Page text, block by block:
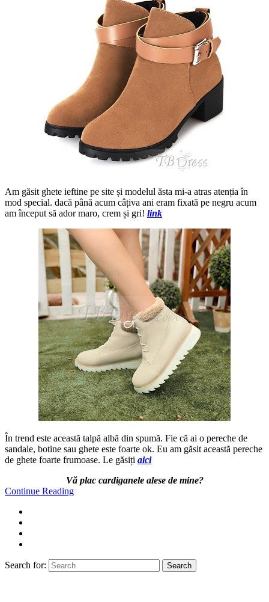
Am găsit ghete ieftine pe site și modelul ăsta mi-a atras atenția în
mod special. dacă până acum câțiva ani eram fixată pe negru acum
am început să ador maro, crem și gri! link
În trend este această talpă albă din spumă. Fie că ai o pereche de
sandale, botine sau ghete este foarte ok. Eu am găsit această pereche
de ghete foarte frumoase. Le găsiți aici
Vă plac cardiganele alese de mine?
Continue Reading
Search for: Search